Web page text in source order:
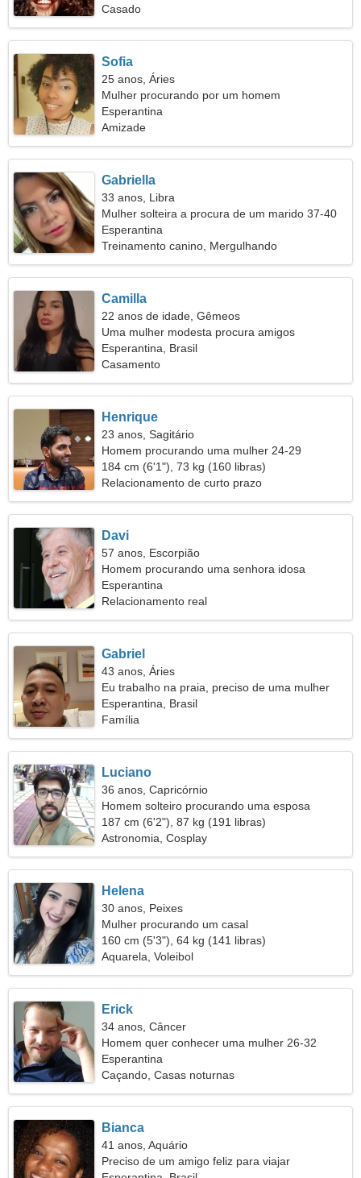
Casado
Sofia
25 anos, Áries
Mulher procurando por um homem
Esperantina
Amizade
Gabriella
33 anos, Libra
Mulher solteira a procura de um marido 37-40
Esperantina
Treinamento canino, Mergulhando
Camilla
22 anos de idade, Gêmeos
Uma mulher modesta procura amigos
Esperantina, Brasil
Casamento
Henrique
23 anos, Sagitário
Homem procurando uma mulher 24-29
184 cm (6'1"), 73 kg (160 libras)
Relacionamento de curto prazo
Davi
57 anos, Escorpião
Homem procurando uma senhora idosa
Esperantina
Relacionamento real
Gabriel
43 anos, Áries
Eu trabalho na praia, preciso de uma mulher
legal
Esperantina, Brasil
Família
Luciano
36 anos, Capricórnio
Homem solteiro procurando uma esposa
187 cm (6'2"), 87 kg (191 libras)
Astronomia, Cosplay
Helena
30 anos, Peixes
Mulher procurando um casal
160 cm (5'3"), 64 kg (141 libras)
Aquarela, Voleibol
Erick
34 anos, Câncer
Homem quer conhecer uma mulher 26-32
Esperantina
Caçando, Casas noturnas
Bianca
41 anos, Aquário
Preciso de um amigo feliz para viajar